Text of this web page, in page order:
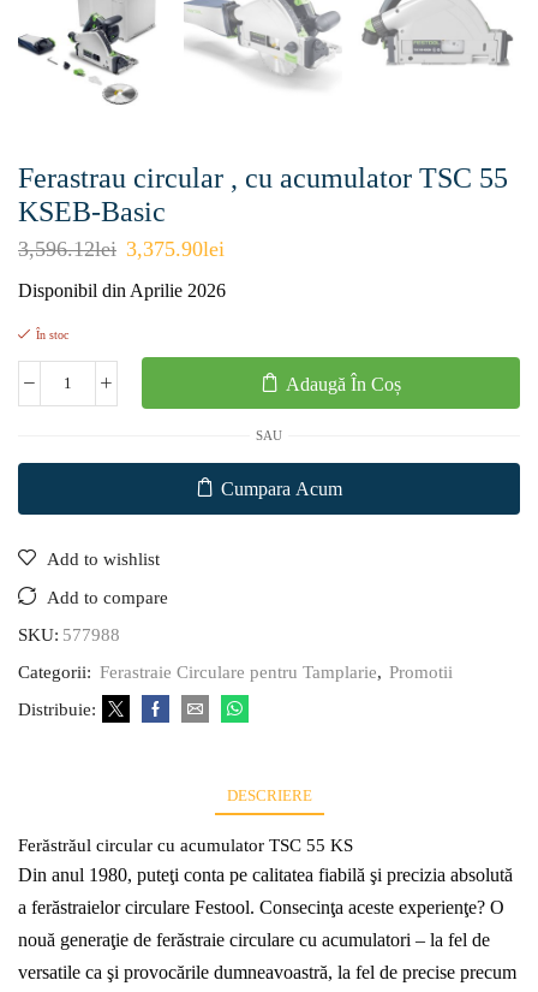
Ferastrau circular , cu acumulator TSC 55
KSEB-Basic
3,596.12lei 3,375.90lei
Disponibil din Aprilie 2026
În stoc
Adaugă În Coș
SAU
Cumpara Acum
Add to wishlist
Add to compare
SKU: 577988
Categorii: Ferastraie Circulare pentru Tamplarie, Promotii
Distribuie:
DESCRIERE
Ferăstrăul circular cu acumulator TSC 55 KS
Din anul 1980, puteţi conta pe calitatea fiabilă şi precizia absolută
a ferăstraielor circulare Festool. Consecinţa aceste experienţe? O
nouă generaţie de ferăstraie circulare cu acumulatori – la fel de
versatile ca şi provocările dumneavoastră, la fel de precise precum